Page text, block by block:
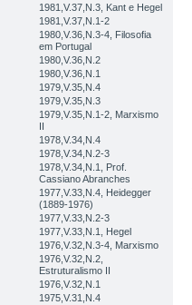
1981,V.37,N.3, Kant e Hegel
1981,V.37,N.1-2
1980,V.36,N.3-4, Filosofia
em Portugal
1980,V.36,N.2
1980,V.36,N.1
1979,V.35,N.4
1979,V.35,N.3
1979,V.35,N.1-2, Marxismo
II
1978,V.34,N.4
1978,V.34,N.2-3
1978,V.34,N.1, Prof.
Cassiano Abranches
1977,V.33,N.4, Heidegger
(1889-1976)
1977,V.33,N.2-3
1977,V.33,N.1, Hegel
1976,V.32,N.3-4, Marxismo
1976,V.32,N.2,
Estruturalismo II
1976,V.32,N.1
1975,V.31,N.4